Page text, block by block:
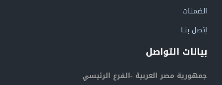
الضمنـات
إتصل بنــا
بيانات التواصل
جمهورية مصر العربية -الفرع الرئيسي